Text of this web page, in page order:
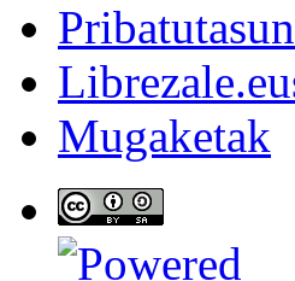
Mugaketak